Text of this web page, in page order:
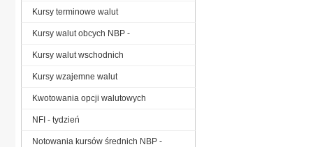
Kursy terminowe walut
Kursy walut obcych NBP -
Kursy walut wschodnich
Kursy wzajemne walut
Kwotowania opcji walutowych
NFI - tydzień
Notowania kursów średnich NBP -